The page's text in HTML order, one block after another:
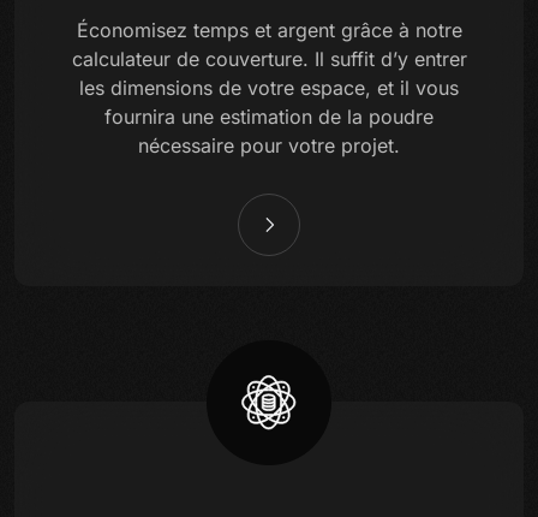
Économisez temps et argent grâce à notre
calculateur de couverture. Il suffit d’y entrer
les dimensions de votre espace, et il vous
fournira une estimation de la poudre
nécessaire pour votre projet.